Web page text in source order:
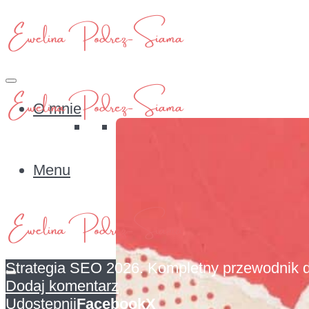
O mnie
Menu
O mnie
Strategia SEO 2026. Kompletny przewodnik
Dodaj komentarz
UdostępnijFacebookX